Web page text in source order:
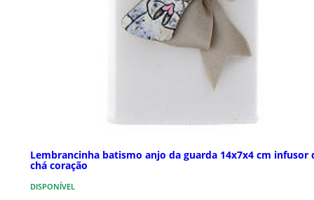
Lembrancinha batismo anjo da guarda 14x7x4 cm infusor
chá coração
DISPONÍVEL